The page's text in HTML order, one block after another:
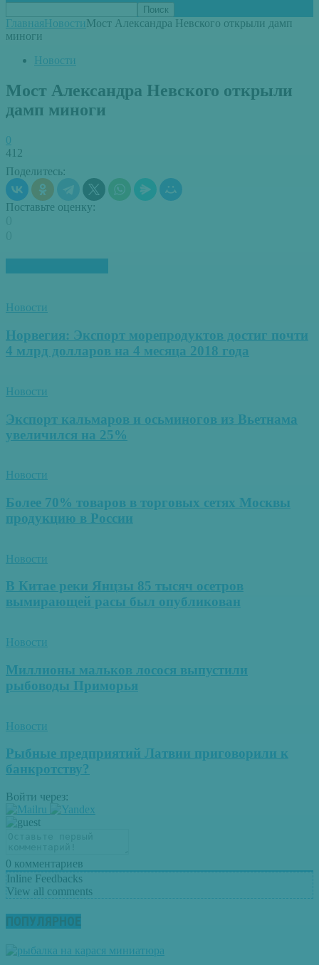
ГлавнаяНовостиМост Александра Невского открыли дамп
миноги
Новости
Мост Александра Невского открыли
дамп миноги
0
412
Поделитесь:
Поставьте оценку:
Новости
Норвегия: Экспорт морепродуктов достиг почти
4 млрд долларов на 4 месяца 2018 года
Новости
Экспорт кальмаров и осьминогов из Вьетнама
увеличился на 25%
Новости
Более 70% товаров в торговых сетях Москвы
продукцию в России
Новости
В Китае реки Янцзы 85 тысяч осетров
вымирающей расы был опубликован
Новости
Миллионы мальков лосося выпустили
рыбоводы Приморья
Новости
Рыбные предприятий Латвии приговорили к
банкротству?
Войти через:
0 комментариев
Inline Feedbacks
View all comments
ПОПУЛЯРНОЕ